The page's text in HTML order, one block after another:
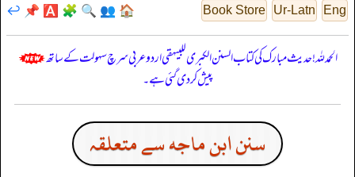
Eng
Ur-Latn
Book Store
🏠
👥
🔍
🧩
🅰️
📌
↩️
الحمدللہ! حدیث مبارک کی کتاب السنن الكبرى للبيهقي اردو عربی سرچ سہولت کے ساتھ
پیش کر دی گئی ہے۔
سنن ابن ماجه سے متعلقہ